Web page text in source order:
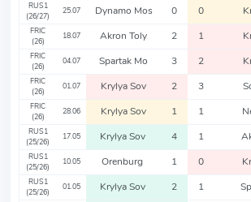
RUS1
(26/27)
25.07 Dynamo Mos 0 0
FRIC
(26)
18.07 Akron Toly 2 1
FRIC
(26)
04.07 Spartak Mo 3 2
FRIC
(26)
01.07 Krylya Sov 2 3
FRIC
(26)
28.06 Krylya Sov 1 1
RUS1
(25/26)
17.05 Krylya Sov 4 1
RUS1
(25/26)
10.05 Orenburg 1 0
RUS1
(25/26)
01.05 Krylya Sov 2 1